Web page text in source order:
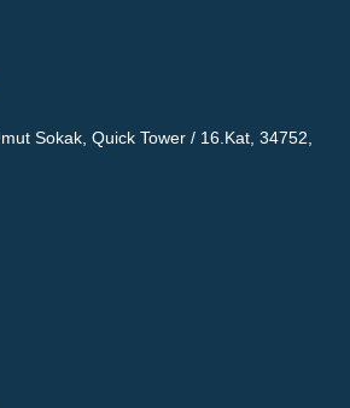
için her türlü kanallar aracılığıyla
halinde yurtiçi veya yurtdışındaki üçüncü
açık rızamla onay veriyorum.
Sokak, Quick Tower / 16.Kat, 34752,